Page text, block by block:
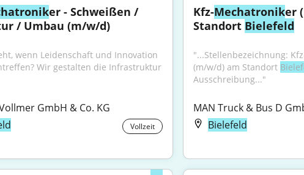
er - Schweißen /
/ Umbau (m/w/d)
wenn Leidenschaft und Innovation
Wir gestalten die Infrastruktur
GmbH & Co. KG
Vollzeit
Kfz-Mechatroniker
Standort Bielefeld
"...Stellenbezeichnung:
(m/w/d) am Standort
Ausschreibung..."
MAN Truck & Bus D
Bielefeld